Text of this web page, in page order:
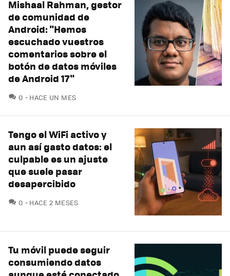
Mishaal Rahman, gestor
de comunidad de
Android: "Hemos
escuchado vuestros
comentarios sobre el
botón de datos móviles
de Android 17"
0 COMENTARIOS
HACE UN MES
Tengo el WiFi activo y
aun así gasto datos: el
culpable es un ajuste
que suele pasar
desapercibido
0 COMENTARIOS
HACE 2 MESES
Tu móvil puede seguir
consumiendo datos